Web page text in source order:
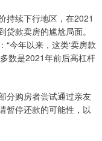
持续下行地区，在2021
款卖房的尴尬局面。
今年以来，这类‘卖房款
数是2021年前后高杠杆
分购房者尝试通过亲友
暂停还款的可能性，以